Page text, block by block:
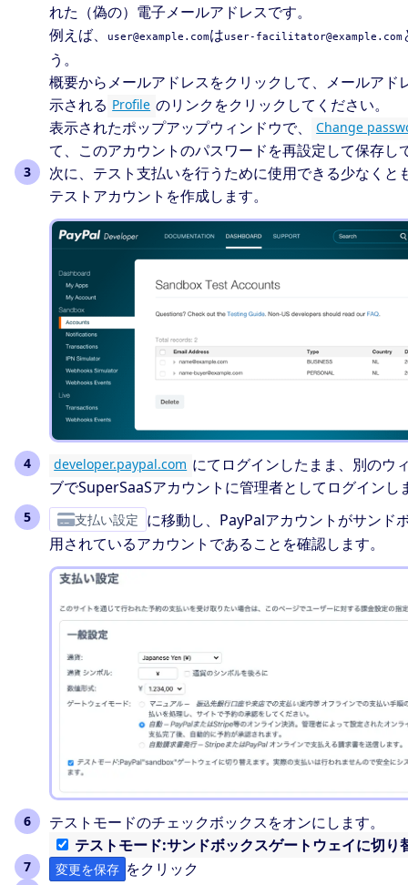
れた（偽の）電子メールアドレスです。
例えば、
user@example.comはuser-facilitator@example.com
う。
概要からメールアドレスをクリックして、メールアド
示される Profile のリンクをクリックしてください。
表示されたポップアップウィンドウで、
Change
て、このアカウントのパスワードを再設定して保存し
次に、テスト支払いを行うために使用できる少なくと
テストアカウントを作成します。
developer.paypal.com にてログインしたまま、別のウ
ブでSuperSaaSアカウントに管理者としてログインし
支払い設定 に移動し、PayPalアカウントがサンド
用されているアカウントであることを確認します。
テストモードのチェックボックスをオンにします。
テストモード:サンドボックスゲートウェイに切
変更を保存 をクリック